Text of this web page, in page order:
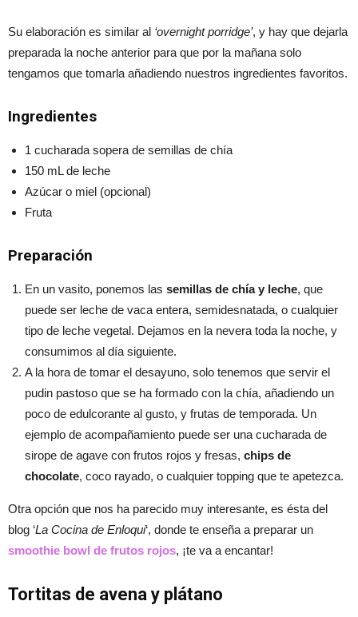
Su elaboración es similar al ‘overnight porridge’, y hay que dejarla
preparada la noche anterior para que por la mañana solo
tengamos que tomarla añadiendo nuestros ingredientes favoritos.
Ingredientes
1 cucharada sopera de semillas de chía
150 mL de leche
Azúcar o miel (opcional)
Fruta
Preparación
En un vasito, ponemos las semillas de chía y leche, que
puede ser leche de vaca entera, semidesnatada, o cualquier
tipo de leche vegetal. Dejamos en la nevera toda la noche, y
consumimos al día siguiente.
A la hora de tomar el desayuno, solo tenemos que servir el
pudin pastoso que se ha formado con la chía, añadiendo un
poco de edulcorante al gusto, y frutas de temporada. Un
ejemplo de acompañamiento puede ser una cucharada de
sirope de agave con frutos rojos y fresas, chips de
chocolate, coco rayado, o cualquier topping que te apetezca.
Otra opción que nos ha parecido muy interesante, es ésta del
blog ‘La Cocina de Enloqui‘, donde te enseña a preparar un
smoothie bowl de frutos rojos, ¡te va a encantar!
Tortitas de avena y plátano